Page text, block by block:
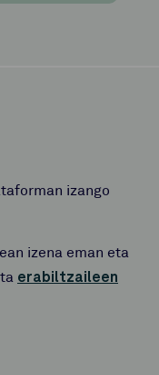
izango
izena eman eta
erabiltzaileen